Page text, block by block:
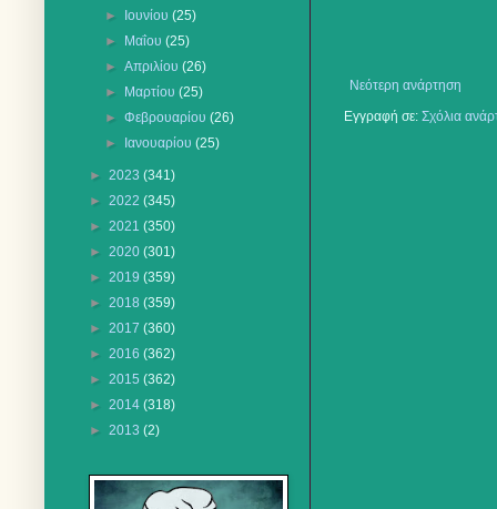
Νεότερη ανάρτηση
Εγγραφή σε: Σχόλια
►
Ιουνίου(25)
►
Μαΐου(25)
►Απριλίου(26)
►
Μαρτίου(25)
►Φεβρουαρίου(26)
►
Ιανουαρίου(25)
► 2023 (341)
► 2022 (345)
► 2021 (350)
► 2020 (301)
► 2019 (359)
► 2018 (359)
► 2017 (360)
► 2016 (362)
► 2015 (362)
► 2014 (318)
► 2013 (2)